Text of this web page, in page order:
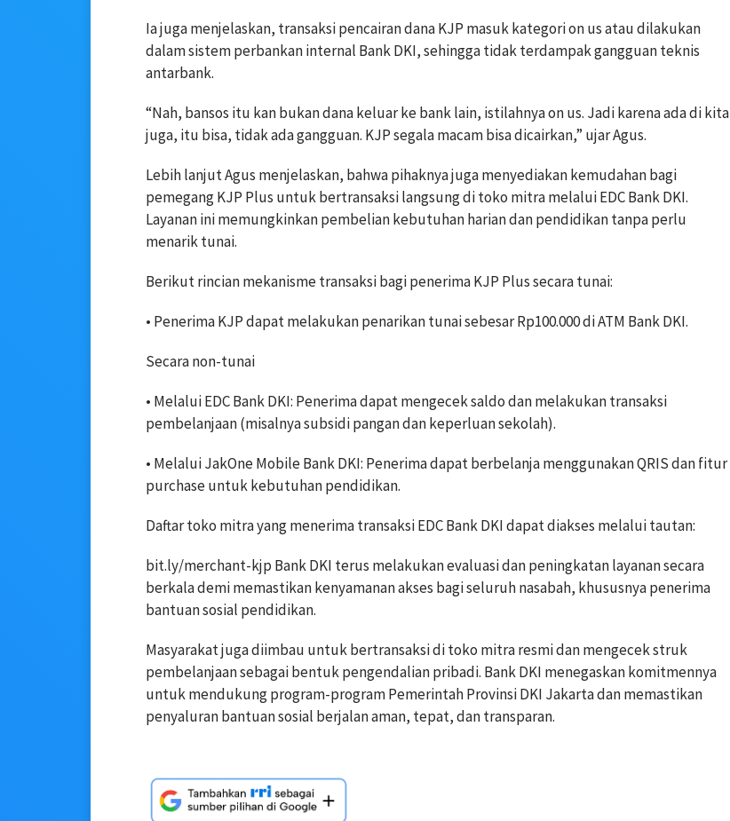
Ia juga menjelaskan, transaksi pencairan dana KJP masuk kategori on us atau dilakukan
dalam sistem perbankan internal Bank DKI, sehingga tidak terdampak gangguan teknis
antarbank.
“Nah, bansos itu kan bukan dana keluar ke bank lain, istilahnya on us. Jadi karena ada di kita
juga, itu bisa, tidak ada gangguan. KJP segala macam bisa dicairkan,” ujar Agus.
Lebih lanjut Agus menjelaskan, bahwa pihaknya juga menyediakan kemudahan bagi
pemegang KJP Plus untuk bertransaksi langsung di toko mitra melalui EDC Bank DKI.
Layanan ini memungkinkan pembelian kebutuhan harian dan pendidikan tanpa perlu
menarik tunai.
Berikut rincian mekanisme transaksi bagi penerima KJP Plus secara tunai:
• Penerima KJP dapat melakukan penarikan tunai sebesar Rp100.000 di ATM Bank DKI.
Secara non-tunai
• Melalui EDC Bank DKI: Penerima dapat mengecek saldo dan melakukan transaksi
pembelanjaan (misalnya subsidi pangan dan keperluan sekolah).
• Melalui JakOne Mobile Bank DKI: Penerima dapat berbelanja menggunakan QRIS dan fitur
purchase untuk kebutuhan pendidikan.
Daftar toko mitra yang menerima transaksi EDC Bank DKI dapat diakses melalui tautan:
bit.ly/merchant-kjp Bank DKI terus melakukan evaluasi dan peningkatan layanan secara
berkala demi memastikan kenyamanan akses bagi seluruh nasabah, khususnya penerima
bantuan sosial pendidikan.
Masyarakat juga diimbau untuk bertransaksi di toko mitra resmi dan mengecek struk
pembelanjaan sebagai bentuk pengendalian pribadi. Bank DKI menegaskan komitmennya
untuk mendukung program-program Pemerintah Provinsi DKI Jakarta dan memastikan
penyaluran bantuan sosial berjalan aman, tepat, dan transparan.